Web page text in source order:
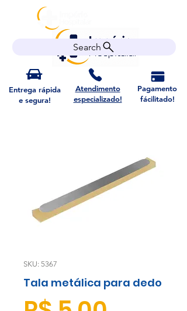
Search
Entrega rápida
e segura!
Atendimento
especializado!
Pagamento
fácilitado!
SKU: 5367
Tala metálica para dedo